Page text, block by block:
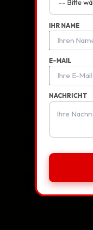
IHR NAME
E-MAIL
NACHRICHT